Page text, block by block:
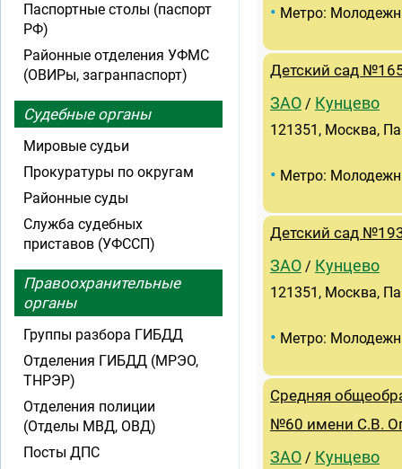
• Метро:
Детский сад
ЗАО / Кунцево
121351, Москва,
• Метро:
Детский сад
ЗАО / Кунцево
121351, Москва,
• Метро:
Средняя
№60 имени С.В.
ЗАО / Кунцево
Паспортные столы (паспорт
РФ)
Районные отделения УФМС
(ОВИРы, загранпаспорт)
Судебные органы
Мировые судьи
Прокуратуры по округам
Районные суды
Служба судебных
приставов (УФССП)
Правоохранительные
органы
Группы разбора ГИБДД
Отделения ГИБДД (МРЭО,
ТНРЭР)
Отделения полиции
(Отделы МВД, ОВД)
Посты ДПС